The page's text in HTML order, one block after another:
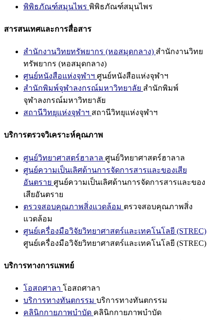
พิพิธภัณฑ์สมุนไพร พิพิธภัณฑ์สมุนไพร
สารสนเทศและการสื่อสาร
สำนักงานวิทยทรัพยากร (หอสมุดกลาง) สำนักงานวิทย
ทรัพยากร (หอสมุดกลาง)
ศูนย์หนังสือแห่งจุฬาฯ ศูนย์หนังสือแห่งจุฬาฯ
สำนักพิมพ์จุฬาลงกรณ์มหาวิทยาลัย สำนักพิมพ์
จุฬาลงกรณ์มหาวิทยาลัย
สถานีวิทยุแห่งจุฬาฯ สถานีวิทยุแห่งจุฬาฯ
บริการตรวจวิเคราะห์คุณภาพ
ศูนย์วิทยาศาสตร์ฮาลาล ศูนย์วิทยาศาสตร์ฮาลาล
ศูนย์ความเป็นเลิศด้านการจัดการสารและของเสีย
อันตราย ศูนย์ความเป็นเลิศด้านการจัดการสารและของ
เสียอันตราย
ตรวจสอบคุณภาพสิ่งแวดล้อม ตรวจสอบคุณภาพสิ่ง
แวดล้อม
ศูนย์เครื่องมือวิจัยวิทยาศาสตร์และเทคโนโลยี (STREC)
ศูนย์เครื่องมือวิจัยวิทยาศาสตร์และเทคโนโลยี (STREC)
บริการทางการแพทย์
โอสถศาลา โอสถศาลา
บริการทางทันตกรรม บริการทางทันตกรรม
คลินิกกายภาพบำบัด คลินิกกายภาพบำบัด